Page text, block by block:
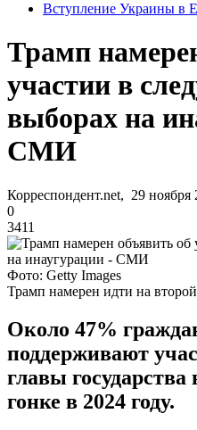
Вступление Украины в
Трамп
участии в
выборах на
СМИ
Корреспондент.net, 29 ноября
0
3411
Фото: Getty Images
Трамп намерен идти на второй
Около 47%
поддерживают
главы государства
гонке в 2024 году.